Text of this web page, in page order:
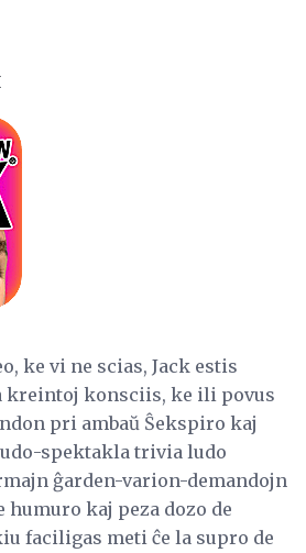
ke vi ne scias, Jack estis
konsciis, ke ili povus
pri ambaŭ Ŝekspiro kaj
spektakla trivia ludo
ĝarden-varion-demandojn
kaj peza dozo de
faciligas meti ĉe la supro de